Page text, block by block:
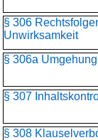
§ 306
Unwirksamkeit
§ 306a
§ 307
§ 308